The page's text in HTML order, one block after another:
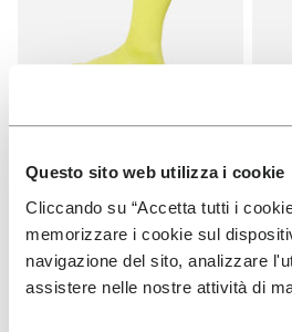
Questo sito web utilizza i cookie
Cliccando su “Accetta tutti i
memorizzare i cookie sul
navigazione del sito, analizzare
assistere nelle nostre attività di
CHAUSSETTES
High Crew
CHF 20.70
+ 3